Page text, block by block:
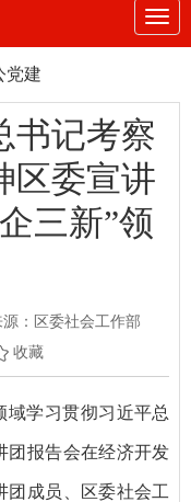
导
航
党建
书记考察
区委宣讲
三新”领
：区委社会工作部
收藏
域学习贯彻习近平总
团报告会在经济开发
团成员、区委社会工